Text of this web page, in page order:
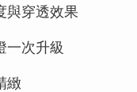
與穿透效果
一次升級
緻